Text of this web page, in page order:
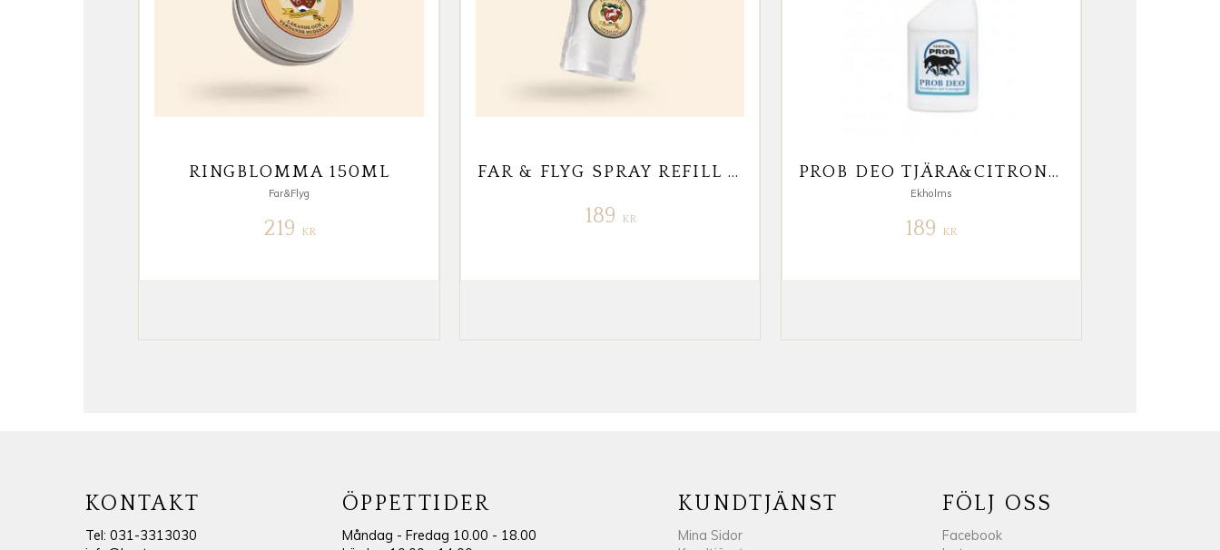
RINGBLOMMA 150ML
Far&Flyg
219 KR
FAR & FLYG SPRAY REFILL 500ML
189 KR
PROB DEO TJÄRA&CITRONGRÄS 750 ML
Ekholms
189 KR
KONTAKT
Tel: 031-3313030
ÖPPETTIDER
Måndag - Fredag 10.00 - 18.00
KUNDTJÄNST
Mina Sidor
FÖLJ OSS
Facebook